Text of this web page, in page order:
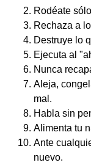
Rodéate
Rechaza a
Destruye lo
Ejecuta al
Nunca
Aleja,
mal.
Habla sin
Alimenta tu
Ante
nuevo.